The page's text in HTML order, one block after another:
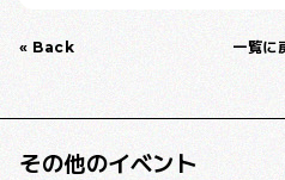
« Back 一覧に
その他のイベント